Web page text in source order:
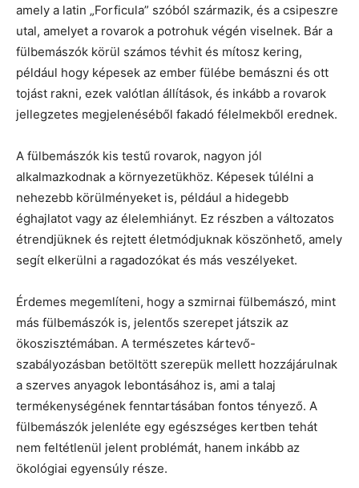
amely a latin „Forficula” szóból származik, és a csipeszre
utal, amelyet a rovarok a potrohuk végén viselnek. Bár a
fülbemászók körül számos tévhit és mítosz kering,
például hogy képesek az ember fülébe bemászni és ott
tojást rakni, ezek valótlan állítások, és inkább a rovarok
jellegzetes megjelenéséből fakadó félelmekből erednek.
A fülbemászók kis testű rovarok, nagyon jól
alkalmazkodnak a környezetükhöz. Képesek túlélni a
nehezebb körülményeket is, például a hidegebb
éghajlatot vagy az élelemhiányt. Ez részben a változatos
étrendjüknek és rejtett életmódjuknak köszönhető, amely
segít elkerülni a ragadozókat és más veszélyeket.
Érdemes megemlíteni, hogy a szmirnai fülbemászó, mint
más fülbemászók is, jelentős szerepet játszik az
ökoszisztémában. A természetes kártevő-
szabályozásban betöltött szerepük mellett hozzájárulnak
a szerves anyagok lebontásához is, ami a talaj
termékenységének fenntartásában fontos tényező. A
fülbemászók jelenléte egy egészséges kertben tehát
nem feltétlenül jelent problémát, hanem inkább az
ökológiai egyensúly része.